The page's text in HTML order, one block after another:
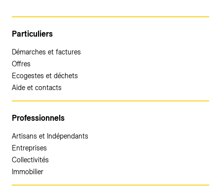
Particuliers
Démarches et factures
Offres
Ecogestes et déchets
Aide et contacts
Professionnels
Artisans et Indépendants
Entreprises
Collectivités
Immobilier